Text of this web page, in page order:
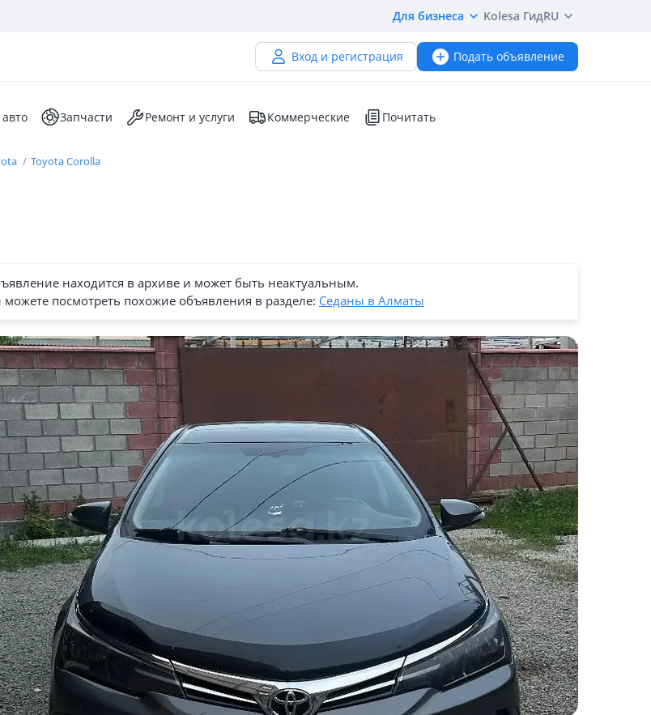
Для бизнеса Kolesa ГидRU
Вход и регистрация Подать объявление
Запчасти Ремонт и услуги Коммерческие Почитать
Toyota Corolla
находится в архиве и может быть неактуальным.
посмотреть похожие объявления в разделе: Седаны в Алматы